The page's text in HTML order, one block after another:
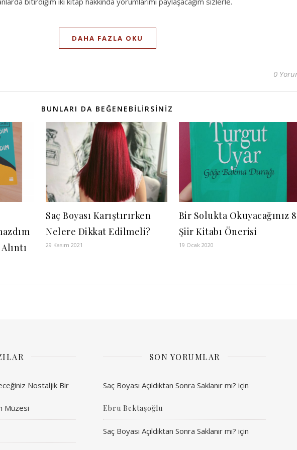
DAHA FAZLA OKU
0
BUNLARI DA BEĞENEBILIRSINIZ
Saç Boyası Karıştırırken
Nelere Dikkat Edilmeli?
29 Kasım 2021
Bir Solukta Okuyacağınız 8
Şiir Kitabı Önerisi
19 Ocak 2020
Nostaljik Bir
Müzesi
SON YORUMLAR
Saç Boyası Açıldıktan Sonra Saklanır mı? için
Ebru Bektaşoğlu
Saç Boyası Açıldıktan Sonra Saklanır mı? için